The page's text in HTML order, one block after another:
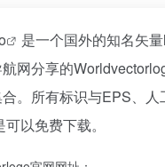
是一个国外的知名矢
网分享的
。所有标识与EPS、
以免费下载。